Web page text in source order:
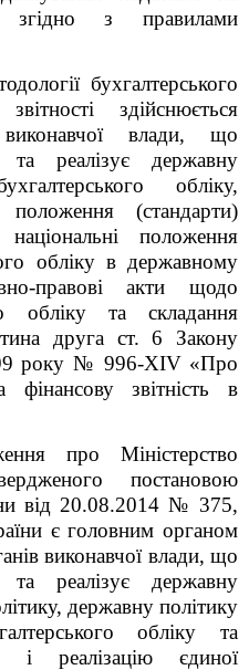
згідно з правилами
бухгалтерського
здійснюється
влади, що
та реалізує державну
обліку,
положення (стандарти)
національні положення
обліку в державному
правові акти щодо
обліку та складання
друга ст. 6 Закону
року № 996-XIV «Про
фінансову звітність в
про Міністерство
постановою
від 20.08.2014 № 375,
є головним органом
виконавчої влади, що
та реалізує державну
державну політику
обліку та
і реалізацію єдиної